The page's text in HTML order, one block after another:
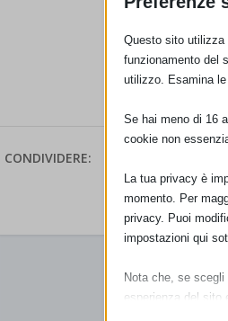
CONDIVIDERE:
VALUTARE:
Questo sito utilizza
funzionamento del
utilizzo. Esamina
Se hai meno di 16
cookie non
La tua privacy è
momento. Per
privacy. Puoi
impostazioni qui
Nota che, se
esperienza del sito